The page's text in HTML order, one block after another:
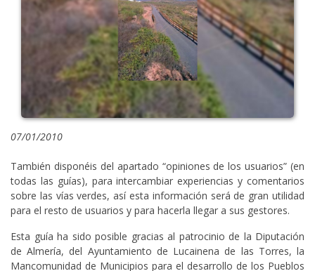
07/01/2010
También disponéis del apartado “opiniones de los usuarios” (en
todas las guías), para intercambiar experiencias y comentarios
sobre las vías verdes, así esta información será de gran utilidad
para el resto de usuarios y para hacerla llegar a sus gestores.
Esta guía ha sido posible gracias al patrocinio de la Diputación
de Almería, del Ayuntamiento de Lucainena de las Torres, la
Mancomunidad de Municipios para el desarrollo de los Pueblos